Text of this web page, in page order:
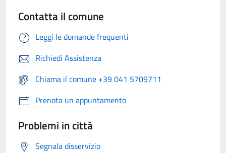
Contatta il comune
Leggi le domande frequenti
Richiedi Assistenza
Chiama il comune +39 041 5709711
Prenota un appuntamento
Problemi in città
Segnala disservizio